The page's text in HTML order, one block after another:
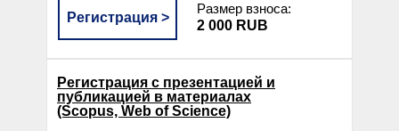
2 000 RUB
Регистрация >
Размер взноса:
Регистрация c презентацией и
публикацией в материалах
(Scopus, Web of Science)